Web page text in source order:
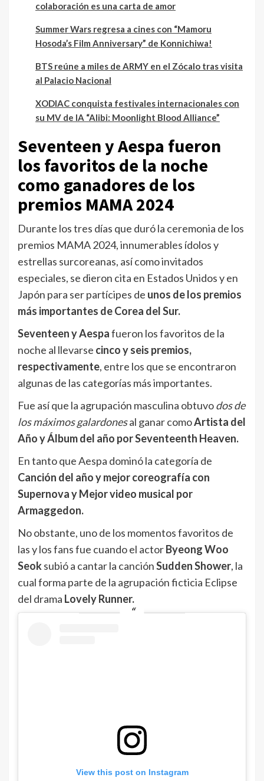
colaboración es una carta de amor
Summer Wars regresa a cines con “Mamoru
Hosoda’s Film Anniversary” de Konnichiwa!
BTS reúne a miles de ARMY en el Zócalo tras visita
al Palacio Nacional
XODIAC conquista festivales internacionales con
su MV de IA “Alibi: Moonlight Blood Alliance”
Seventeen y Aespa fueron
los favoritos de la noche
como ganadores de los
premios MAMA 2024
Durante los tres días que duró la ceremonia de los
premios MAMA 2024, innumerables ídolos y
estrellas surcoreanas, así como invitados
especiales, se dieron cita en Estados Unidos y en
Japón para ser partícipes de unos de los premios
más importantes de Corea del Sur.
Seventeen y Aespafueron los favoritos de la
noche al llevarse cinco y seis premios,
respectivamente, entre los que se encontraron
algunas de las categorías más importantes.
Fue así que la agrupación masculina obtuvodos de
los máximos galardonesal ganar comoArtista del
Año y Álbum del año por Seventeenth Heaven.
En tanto que Aespa dominó la categoría de
Canción del año y mejor coreografía con
Supernova y Mejor video musical por
Armaggedon.
No obstante, uno de los momentos favoritos de
las y los fans fue cuando el actorByeong Woo
Seoksubió a cantar la canciónSudden Shower, la
cual forma parte de la agrupación ficticia Eclipse
del drama Lovely Runner.
View this post on Instagram